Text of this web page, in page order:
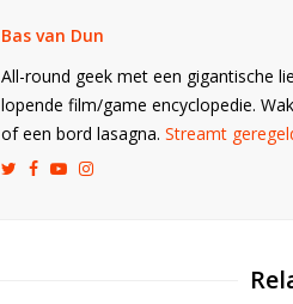
Bas van Dun
All-round geek met een gigantische
lopende film/game encyclopedie.
of een bord lasagna. Streamt